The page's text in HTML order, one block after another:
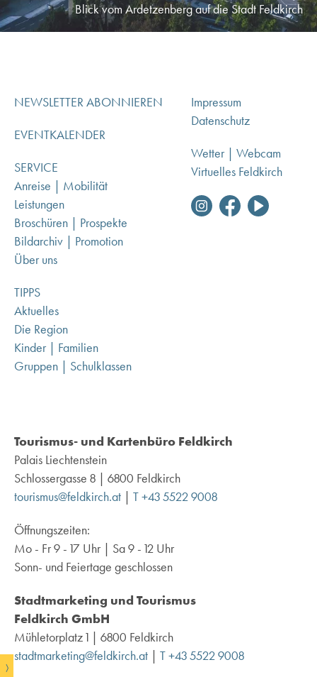
Blick vom Ardetzenberg auf die Stadt Feldkirch
Tourismus- und Kartenbüro Feldkirch
Palais Liechtenstein
Schlossergasse 8 | 6800 Feldkirch
tourismus@feldkirch.at
T +43 5522 9008
Öffnungszeiten:
Mo - Fr 9 - 17 Uhr | Sa 9 - 12 Uhr
Sonn- und Feiertage geschlossen
Stadtmarketing und Tourismus
Feldkirch GmbH
Mühletorplatz 1 | 6800 Feldkirch
stadtmarketing@feldkirch.at
T +43 5522 9008
NEWSLETTER ABONNIEREN
EVENTKALENDER
SERVICE
Anreise | Mobilität
Leistungen
Broschüren | Prospekte
Bildarchiv | Promotion
Über uns
TIPPS
Aktuelles
Die Region
Kinder | Familien
Gruppen | Schulklassen
Impressum
Datenschutz
Wetter | Webcam
Virtuelles Feldkirch